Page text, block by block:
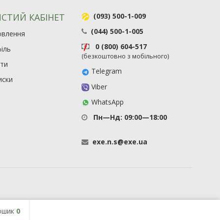
КАБІНЕТ
(093) 500-1-009
(044) 500-1-005
0 (800) 604-517
(безкоштовно з мобільного)
Telegram
Viber
WhatsApp
Пн—Нд: 09:00—18:00
exe.n.s@exe.ua
0